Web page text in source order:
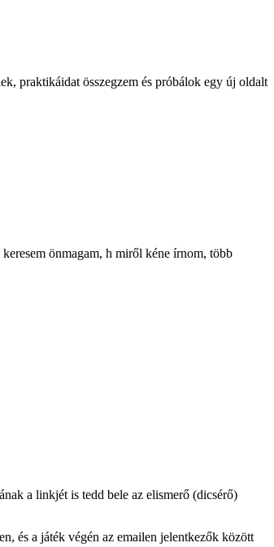
praktikáidat összegzem és próbálok egy új oldalt
önmagam, h miről kéne írnom, több
a linkjét is tedd bele az elismerő (dicsérő)
és a játék végén az emailen jelentkezők között